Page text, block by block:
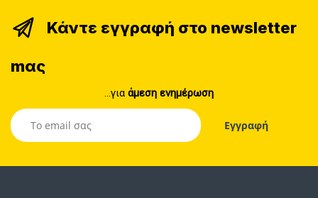
Κάντε εγγραφή στο newsletter
mας
...για άμεση ενημέρωση